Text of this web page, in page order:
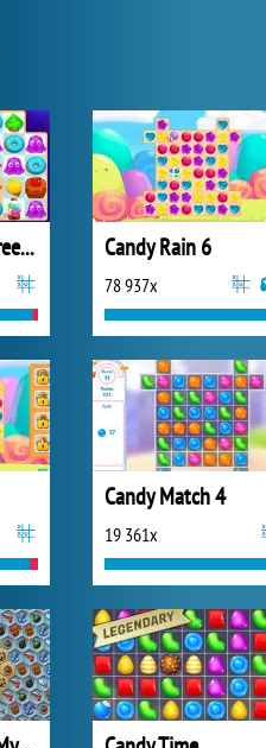
Candy Riddles: Free Match 3 Candy Rain 6
78 937x
Candy Match 4
19 361x